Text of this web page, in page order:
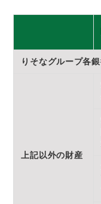
りそなグループ各
上記以外の財産